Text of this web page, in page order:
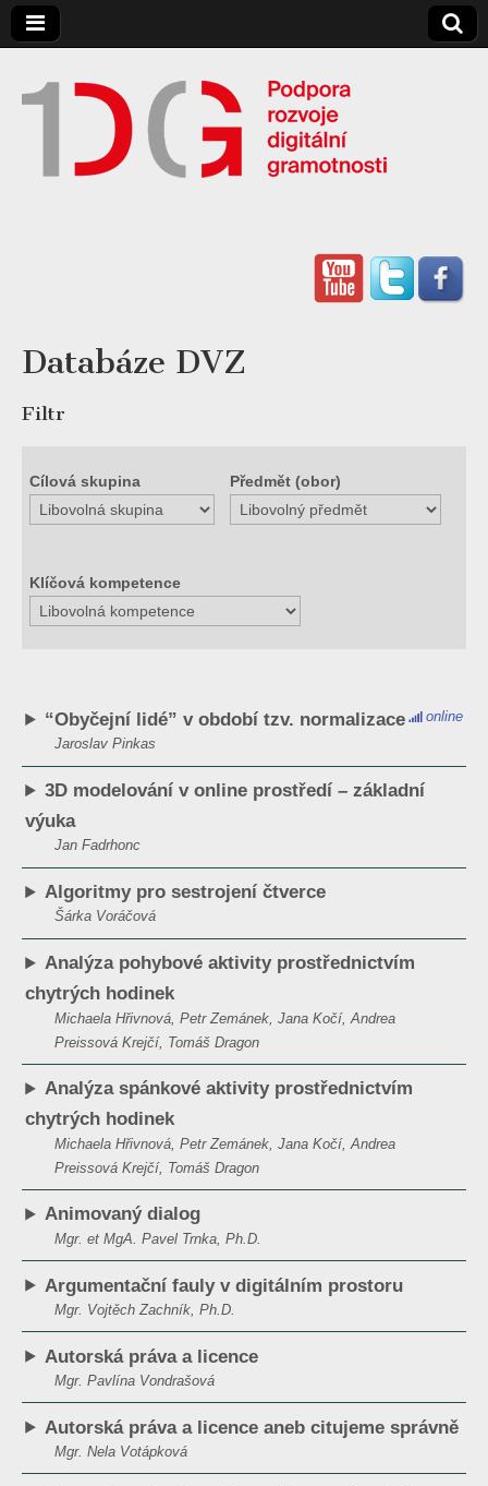
Gramotnost
Databáze DVZ
Filtr
Cílová skupina Předmět (obor)
Klíčová kompetence
“Obyčejní lidé” v období tzv. normalizace
online
Jaroslav Pinkas
3D modelování v online prostředí – základní
výuka
Jan Fadrhonc
Algoritmy pro sestrojení čtverce
Šárka Voráčová
Analýza pohybové aktivity prostřednictvím
chytrých hodinek
Michaela Hřivnová, Petr Zemánek, Jana Kočí, Andrea
Preissová Krejčí, Tomáš Dragon
Analýza spánkové aktivity prostřednictvím
chytrých hodinek
Michaela Hřivnová, Petr Zemánek, Jana Kočí, Andrea
Preissová Krejčí, Tomáš Dragon
Animovaný dialog
Mgr. et MgA. Pavel Trnka, Ph.D.
Argumentační fauly v digitálním prostoru
Mgr. Vojtěch Zachník, Ph.D.
Autorská práva a licence
Mgr. Pavlína Vondrašová
Autorská práva a licence aneb citujeme správně
Mgr. Nela Votápková